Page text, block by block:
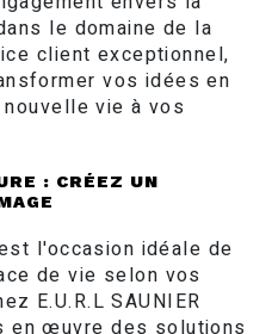
le domaine de la
client exceptionnel,
vos idées en
vie à vos
: CRÉEZ UN
l'occasion idéale de
de vie selon vos
E.U.R.L SAUNIER
en œuvre des solutions